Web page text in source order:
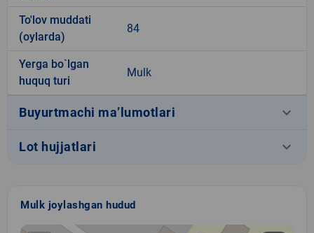
To'lov muddati
(oylarda)
84
Yerga bo`lgan
huquq turi
Mulk
Buyurtmachi ma’lumotlari keyboard_arrow_down
Lot hujjatlari keyboard_arrow_down
Mulk joylashgan hudud